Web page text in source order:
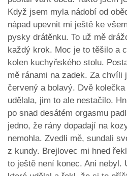
Když jsem myla nádobí od
nápad upevnit mi ještě ke
pysky drátěnku. To už mě
každý krok. Moc je to těšilo a
kolen kuchyňského stolu.
mě ránami na zadek. Za chvíli
červený a bolavý. Dvě
udělala, jim to ale nestačilo.
po snad desátém orgasmu
jedno, že rány dopadají na
nemohla. Zvedli mě, sundali
z kundy. Brejlovec mi hned
to ještě není konec. Ani nebyl.